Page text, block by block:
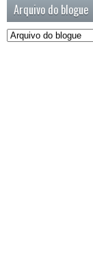
Arquivo do blogue